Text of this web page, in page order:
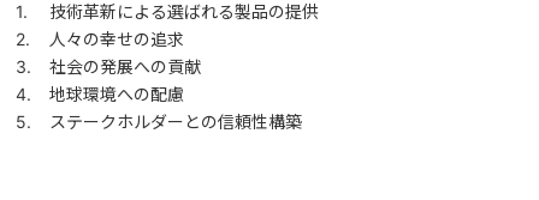
技術革新による選ばれる製品の提供
人々の幸せの追求
社会の発展への貢献
地球環境への配慮
ステークホルダーとの信頼性構築